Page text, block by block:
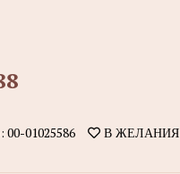
00-01025586 В ЖЕЛАНИЯ